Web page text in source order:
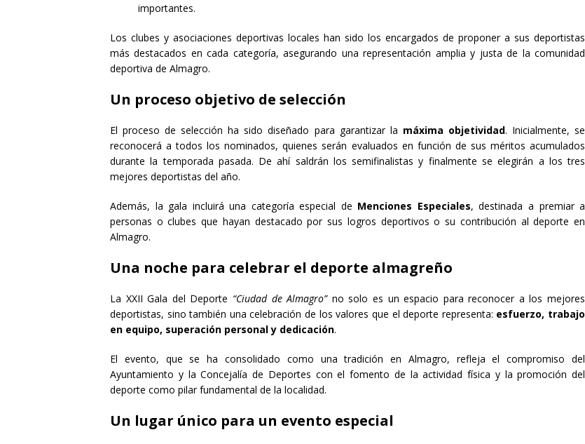
importantes.
Los clubes y asociaciones deportivas locales han sido los encargados de proponer a sus deportistas
más destacados en cada categoría, asegurando una representación amplia y justa de la comunidad
deportiva de Almagro.
Un proceso objetivo de selección
El proceso de selección ha sido diseñado para garantizar la máxima objetividad. Inicialmente, se
reconocerá a todos los nominados, quienes serán evaluados en función de sus méritos acumulados
durante la temporada pasada. De ahí saldrán los semifinalistas y finalmente se elegirán a los tres
mejores deportistas del año.
Además, la gala incluirá una categoría especial de Menciones Especiales, destinada a premiar a
personas o clubes que hayan destacado por sus logros deportivos o su contribución al deporte en
Almagro.
Una noche para celebrar el deporte almagreño
La XXII Gala del Deporte “Ciudad de Almagro”no solo es un espacio para reconocer a los mejores
deportistas, sino también una celebración de los valores que el deporte representa: esfuerzo, trabajo
en equipo, superación personal y dedicación.
El evento, que se ha consolidado como una tradición en Almagro, refleja el compromiso del
Ayuntamiento y la Concejalía de Deportes con el fomento de la actividad física y la promoción del
deporte como pilar fundamental de la localidad.
Un lugar único para un evento especial